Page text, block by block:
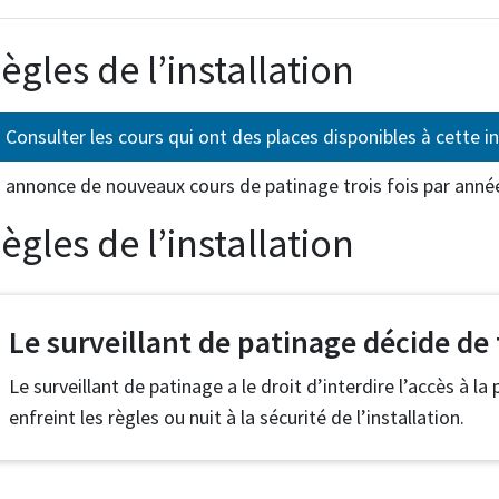
de l’installation
Consulter les cours qui ont des places disponibles à cette
annonce de nouveaux cours de patinage trois fois par
de l’installation
Le surveillant de patinage décide
Le surveillant de patinage a le droit d’interdire l’accès à
enfreint les règles ou nuit à la sécurité de l’installation.